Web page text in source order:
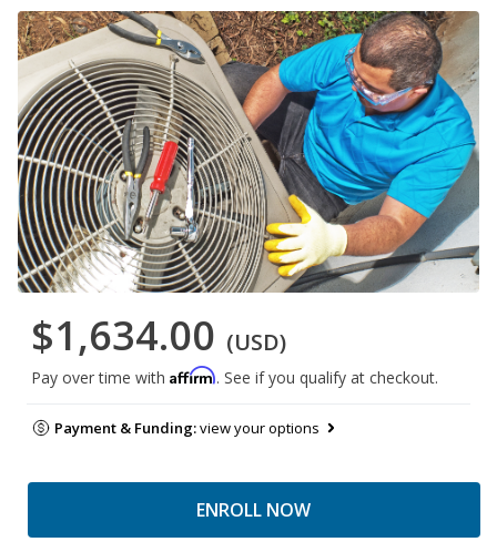
$1,634.00 (USD)
Pay over time with Affirm. See if you qualify at checkout.
Payment & Funding:view your options
ENROLL NOW